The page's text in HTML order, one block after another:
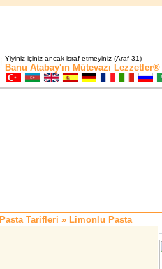
Yiyiniz içiniz ancak israf etmeyiniz (Araf 31)
Banu Atabay'ın Mütevazı Lezzetler®
Pasta Tarifleri » Limonlu Pasta